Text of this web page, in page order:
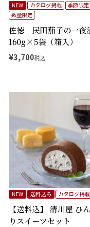
佐徳 民田茄子の一夜
160g×5袋（箱入）
NEW カタログ掲載
季節限定
数量限定
¥3,700税込
【送料込】 清川屋 ひ
りスイーツセット
NEW 送料込み カタログ掲載